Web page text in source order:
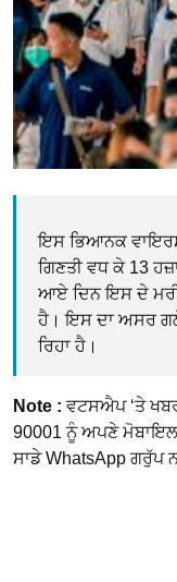
ਇਸ ਭਿਆਨਕ
ਗਿਣਤੀ ਵਧ ਕੇ 13
ਆਏ ਦਿਨ ਇਸ ਦੇ
ਹੈ। ਇਸ ਦਾ ਅਸਰ
ਰਿਹਾ ਹੈ।
Note : ਵਟਸਐਪ ‘ਤੇ
90001 ਨੂੰ ਅਪਣੇ
ਸਾਡੇ WhatsApp ਗਰੁੱਪ